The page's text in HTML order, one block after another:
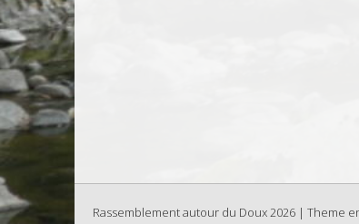
Rassemblement autour du Doux 2026 | Theme